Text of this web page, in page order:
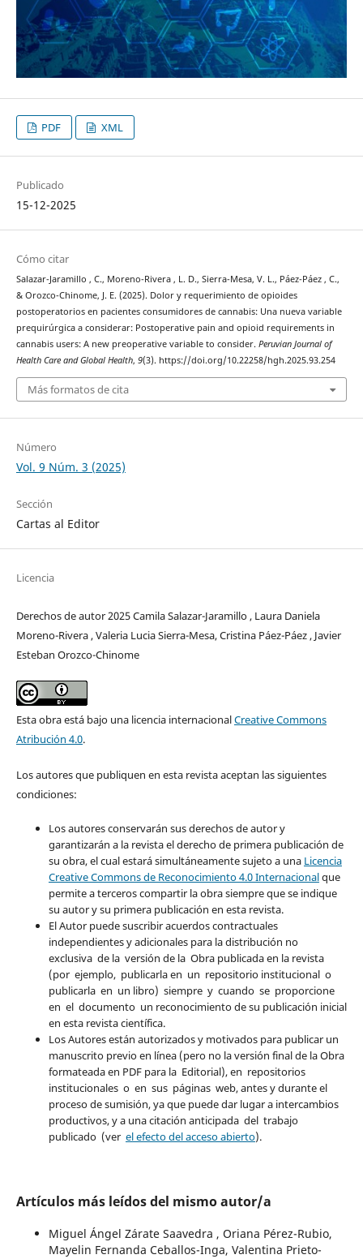
PDF XML
Publicado
15-12-2025
Cómo citar
Salazar-Jaramillo , C., Moreno-Rivera , L. D., Sierra-Mesa, V. L., Páez-Páez , C.,
& Orozco-Chinome, J. E. (2025). Dolor y requerimiento de opioides
postoperatorios en pacientes consumidores de cannabis: Una nueva variable
prequirúrgica a considerar: Postoperative pain and opioid requirements in
cannabis users: A new preoperative variable to consider. Peruvian Journal of
Health Care and Global Health, 9(3). https://doi.org/10.22258/hgh.2025.93.254
Más formatos de cita
Número
Vol. 9 Núm. 3 (2025)
Sección
Cartas al Editor
Licencia
Derechos de autor 2025 Camila Salazar-Jaramillo , Laura Daniela
Moreno-Rivera , Valeria Lucia Sierra-Mesa, Cristina Páez-Páez , Javier
Esteban Orozco-Chinome
Esta obra está bajo una licencia internacionalCreative Commons
Atribución 4.0.
Los autores que publiquen en esta revista aceptan las siguientes
condiciones:
Los autores conservarán sus derechos de autor y
garantizarán a la revista el derecho de primera publicación de
su obra, el cual estará simultáneamente sujeto a una Licencia
Creative Commons de Reconocimiento 4.0 Internacionalque
permite a terceros compartir la obra siempre que se indique
su autor y su primera publicación en esta revista.
El Autor puede suscribir acuerdos contractuales
independientes y adicionales para la distribución no
exclusiva de la versión de la Obra publicada en la revista
(por ejemplo, publicarla en un repositorio institucional o
publicarla en un libro) siempre y cuando se proporcione
en el documento un reconocimiento de su publicación inicial
en esta revista científica.
Los Autores están autorizados y motivados para publicar un
manuscrito previo en línea (pero no la versión final de la Obra
formateada en PDF para la Editorial), en repositorios
institucionales o en sus páginas web, antes y durante el
proceso de sumisión, ya que puede dar lugar a intercambios
productivos, y a una citación anticipada del trabajo
publicado (ver el efecto del acceso abierto).
Artículos más leídos del mismo autor/a
Miguel Ángel Zárate Saavedra , Oriana Pérez-Rubio,
Mayelin Fernanda Ceballos-Inga, Valentina Prieto-